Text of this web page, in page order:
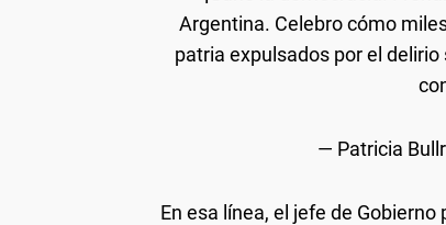
Argentina. Celebro cómo
patria expulsados por el
— Patricia
En esa línea, el jefe de Gobierno